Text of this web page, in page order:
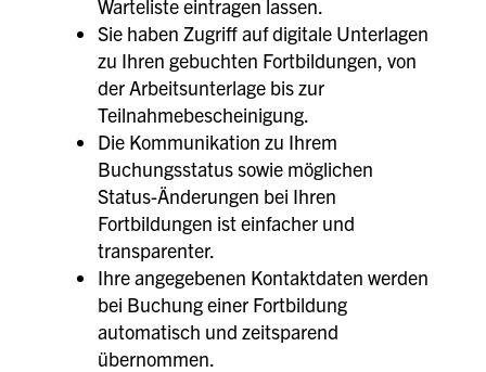
Warteliste eintragen lassen.
Sie haben Zugriff auf digitale Unterlagen
zu Ihren gebuchten Fortbildungen, von
der Arbeitsunterlage bis zur
Teilnahmebescheinigung.
Die Kommunikation zu Ihrem
Buchungsstatus sowie möglichen
Status-Änderungen bei Ihren
Fortbildungen ist einfacher und
transparenter.
Ihre angegebenen Kontaktdaten werden
bei Buchung einer Fortbildung
automatisch und zeitsparend
übernommen.